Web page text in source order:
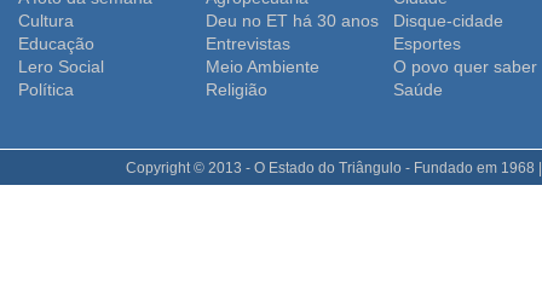
Cultura
Deu no ET há 30 anos
Disque-cidade
Educação
Entrevistas
Esportes
Lero Social
Meio Ambiente
O povo quer saber
Polí­tica
Religião Saúde
Copyright © 2013 - O Estado do Triângulo - Fundado em